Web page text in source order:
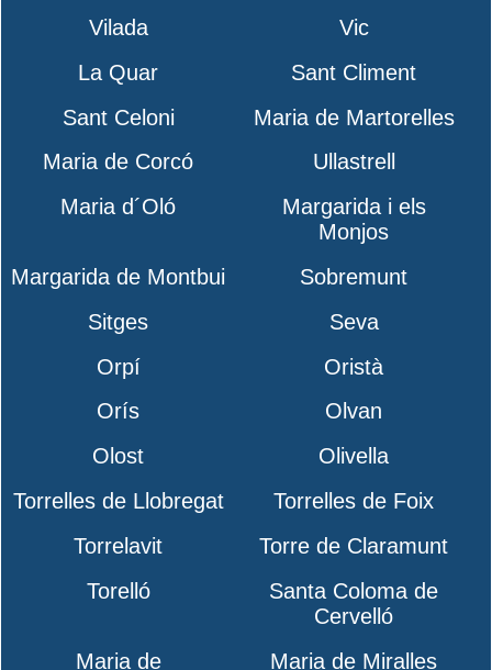
Vilada
Vic
La Quar
Sant Climent
Sant Celoni
Maria de Martorelles
Maria de Corcó
Ullastrell
Maria d´Oló
Margarida i els
Monjos
Margarida de Montbui
Sobremunt
Sitges
Seva
Orpí
Oristà
Orís
Olvan
Olost
Olivella
Torrelles de Llobregat
Torrelles de Foix
Torrelavit
Torre de Claramunt
Torelló
Santa Coloma de
Cervelló
Maria de
Maria de Miralles